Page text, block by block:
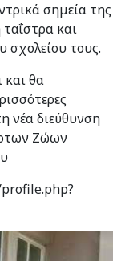
σημεία της
και
σχολείου τους.
και θα
νέα διεύθυνση
Ζώων